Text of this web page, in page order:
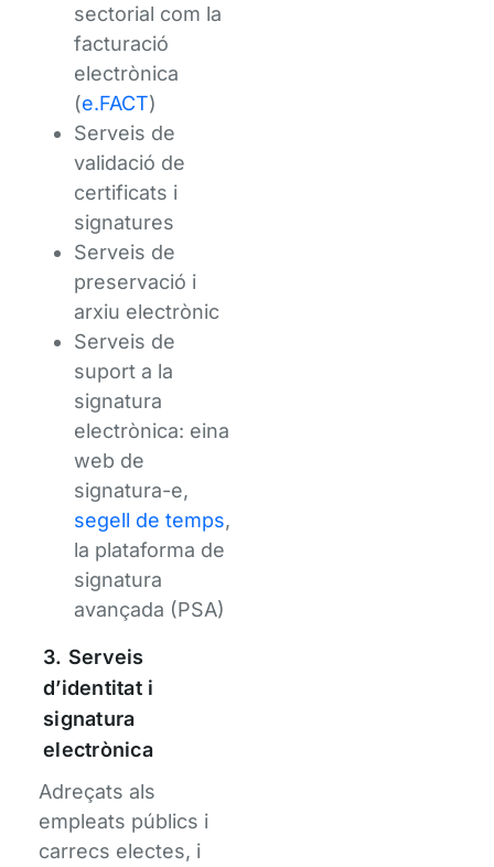
sectorial com la
facturació
electrònica
(e.FACT)
Serveis de
validació de
certificats i
signatures
Serveis de
preservació i
arxiu electrònic
Serveis de
suport a la
signatura
electrònica: eina
web de
signatura-e,
segell de temps,
la plataforma de
signatura
avançada (PSA)
3. Serveis
d’identitat i
signatura
electrònica
Adreçats als
empleats públics i
carrecs electes, i